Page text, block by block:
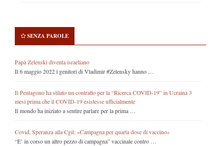
SENZA PAROLE
Papà Zelenski diventa israeliano
Il 6 maggio 2022 i genitori di Vladimir #Zelensky hanno …
Il Pentagono ha stilato un contratto per la “Ricerca COVID-19” in Ucraina 3
mesi prima che il COVID-19 esistesse ufficialmente
Il mondo ha iniziato a sentire parlare per la prima …
Covid, Speranza alla Cgil: «Campagna per quarta dose di vaccino»
“E’ in corso un altro pezzo di campagna” vaccinale contro …